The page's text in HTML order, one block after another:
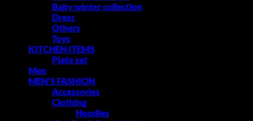
Baby winter collection
Dress
Others
Toys
KITCHEN ITEMS
Plate set
Men
MEN'S FASHION
Accessories
Clothing
Hoodies